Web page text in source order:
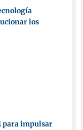
los
para impulsar